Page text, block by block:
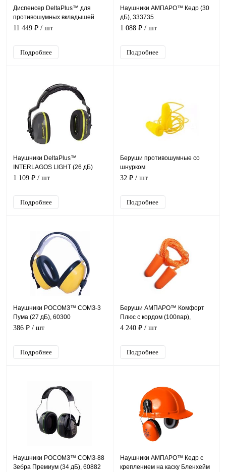
Диспенсер DeltaPlus™ для
противошумных вкладышей
CONIC DISPLAY
11 449 ₽ / шт
Подробнее
Наушники АМПАРО™ Кедр (30
дБ), 333735
1 088 ₽ / шт
Подробнее
Наушники DeltaPlus™
INTERLAGOS LIGHT (26 дБ)
1 109 ₽ / шт
Подробнее
Беруши противошумные со
шнурком
32 ₽ / шт
Подробнее
Наушники РОСОМЗ™ СОМЗ-3
Пума (27 дБ), 60300
386 ₽ / шт
Подробнее
Беруши АМПАРО™ Комфорт
Плюс с кордом (100пар),
384508
4 240 ₽ / шт
Подробнее
Наушники РОСОМЗ™ СОМЗ-88
Зебра Премиум (34 дБ), 60882
Наушники АМПАРО™ Кедр с
креплением на каску Бленхейм